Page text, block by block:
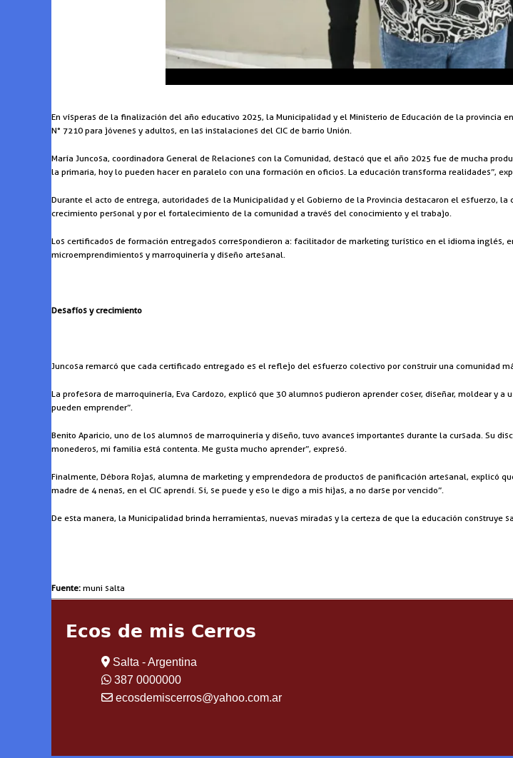
En vísperas de la finalización del año educativo 2025, la Municipalidad y el Ministerio de Educación de la
N° 7210 para jóvenes y adultos, en las instalaciones del CIC de barrio Unión.
María Juncosa, coordinadora General de Relaciones con la Comunidad, destacó que el año 2025 fue de mucha
la primaria, hoy lo pueden hacer en paralelo con una formación en oficios. La educación transforma realidades”,
Durante el acto de entrega, autoridades de la Municipalidad y el Gobierno de la Provincia destacaron el esfuerzo,
crecimiento personal y por el fortalecimiento de la comunidad a través del conocimiento y el trabajo.
Los certificados de formación entregados correspondieron a: facilitador de marketing turístico en el idioma
microemprendimientos y marroquinería y diseño artesanal.
Desafíos y crecimiento
Juncosa remarcó que cada certificado entregado es el reflejo del esfuerzo colectivo por construir una comunidad
La profesora de marroquinería, Eva Cardozo, explicó que 30 alumnos pudieron aprender coser, diseñar, moldear y
pueden emprender”.
Benito Aparicio, uno de los alumnos de marroquinería y diseño, tuvo avances importantes durante la cursada. Su
monederos, mi familia está contenta. Me gusta mucho aprender”, expresó.
Finalmente, Débora Rojas, alumna de marketing y emprendedora de productos de panificación artesanal, explicó
madre de 4 nenas, en el CIC aprendí. Sí, se puede y eso le digo a mis hijas, a no darse por vencido”.
De esta manera, la Municipalidad brinda herramientas, nuevas miradas y la certeza de que la educación construye
Fuente: muni salta
Ecos de mis Cerros
Salta - Argentina
387 0000000
ecosdemiscerros@yahoo.com.ar